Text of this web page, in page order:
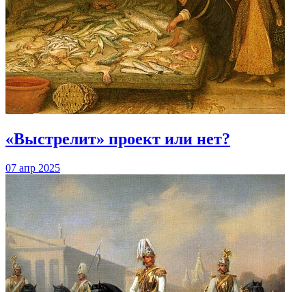
«Выстрелит» проект или нет?
07 апр 2025